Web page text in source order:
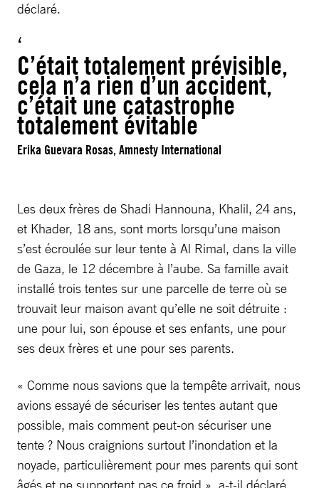
déclaré.
C’était totalement prévisible,
cela n’a rien d’un accident,
c’était une catastrophe
totalement évitable
Erika Guevara Rosas, Amnesty International
Les deux frères de Shadi Hannouna, Khalil, 24 ans,
et Khader, 18 ans, sont morts lorsqu’une maison
s’est écroulée sur leur tente à Al Rimal, dans la ville
de Gaza, le 12 décembre à l’aube. Sa famille avait
installé trois tentes sur une parcelle de terre où se
trouvait leur maison avant qu’elle ne soit détruite :
une pour lui, son épouse et ses enfants, une pour
ses deux frères et une pour ses parents.
« Comme nous savions que la tempête arrivait, nous
avions essayé de sécuriser les tentes autant que
possible, mais comment peut-on sécuriser une
tente ? Nous craignions surtout l’inondation et la
noyade, particulièrement pour mes parents qui sont
âgés et ne supportent pas ce froid », a-t-il déclaré.